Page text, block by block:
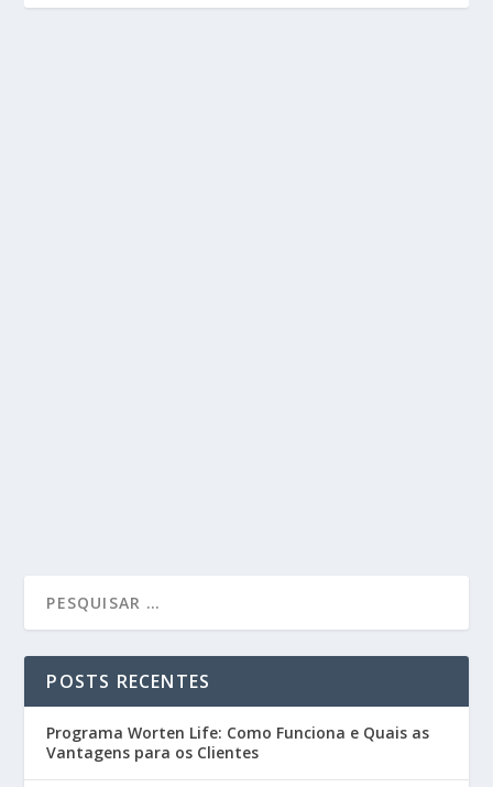
POSTS RECENTES
Programa Worten Life: Como Funciona e Quais as
Vantagens para os Clientes